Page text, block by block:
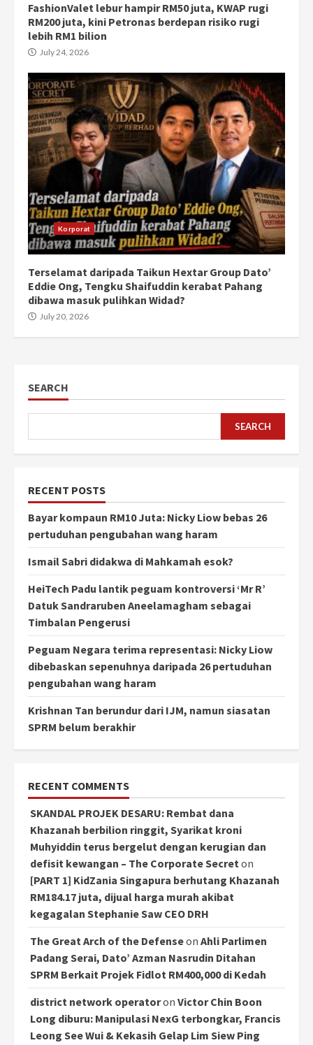
FashionValet lebur hampir RM50 juta, KWAP rugi
RM200 juta, kini Petronas berdepan risiko rugi
lebih RM1 bilion
July 24, 2026
Korporat
Terselamat daripada Taikun Hextar Group Dato’
Eddie Ong, Tengku Shaifuddin kerabat Pahang
dibawa masuk pulihkan Widad?
July 20, 2026
SEARCH
SEARCH
RECENT POSTS
Bayar kompaun RM10 Juta: Nicky Liow bebas 26
pertuduhan pengubahan wang haram
Ismail Sabri didakwa di Mahkamah esok?
HeiTech Padu lantik peguam kontroversi ‘Mr R’
Datuk Sandraruben Aneelamagham sebagai
Timbalan Pengerusi
Peguam Negara terima representasi: Nicky Liow
dibebaskan sepenuhnya daripada 26 pertuduhan
pengubahan wang haram
Krishnan Tan berundur dari IJM, namun siasatan
SPRM belum berakhir
RECENT COMMENTS
SKANDAL PROJEK DESARU: Rembat dana
Khazanah berbilion ringgit, Syarikat kroni
Muhyiddin terus bergelut dengan kerugian dan
defisit kewangan – The Corporate Secreton
[PART 1] KidZania Singapura berhutang Khazanah
RM184.17 juta, dijual harga murah akibat
kegagalan Stephanie Saw CEO DRH
The Great Arch of the Defenseon Ahli Parlimen
Padang Serai, Dato’ Azman Nasrudin Ditahan
SPRM Berkait Projek Fidlot RM400,000 di Kedah
district network operatoron Victor Chin Boon
Long diburu: Manipulasi NexG terbongkar, Francis
Leong See Wui & Kekasih Gelap Lim Siew Ping